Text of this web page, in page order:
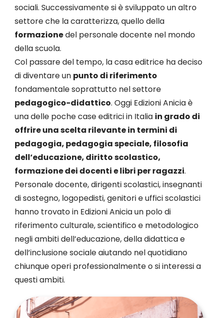
sociali. Successivamente si è sviluppato un altro
settore che la caratterizza, quello della
formazionedel personale docente nel mondo
della scuola.
Col passare del tempo, la casa editrice ha deciso
di diventare un punto di riferimento
fondamentale soprattutto nel settore
pedagogico-didattico. Oggi Edizioni Anicia è
una delle poche case editrici in Italia in grado di
offrire una scelta rilevante in termini di
pedagogia, pedagogia speciale, filosofia
dell’educazione, diritto scolastico,
formazione dei docenti e libri per ragazzi.
Personale docente, dirigenti scolastici, insegnanti
di sostegno, logopedisti, genitori e uffici scolastici
hanno trovato in Edizioni Anicia un polo di
riferimento culturale, scientifico e metodologico
negli ambiti dell’educazione, della didattica e
dell’inclusione sociale aiutando nel quotidiano
chiunque operi professionalmente o si interessi a
questi ambiti.